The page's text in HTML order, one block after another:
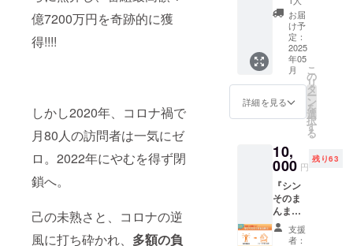
億7200万円を奇跡的に獲
得!!!!
しかし2020年、コロナ禍で
月80人の訪問者は一気にゼ
ロ。2022年にやむを得ず閉
鎖へ。
己の未熟さと、コロナの逆
風に打ち砕かれ、 多額の負
う"復活
祭"の裏
話や先
行情報
キャッ
チ！憧
れの
ロール
モデル
かるか
も…？
「ちょ
っと覗
いてみ
るだ
け」も
OK！ 現
の地域
ならで
はの価
値観・
暮らし
に触れ
たり、
ありの
ままな
生き方
する
"ちょっ
と先の
人生の
先輩" に
出会え
たり。
それ
ただい
ており
ます。
あらか
じめご
了承く
ださい
援いた
だく皆
のお願
い 備考
欄に
「こん
な想い
で支援
した
よ」な
けしま
す。 今
を生き
る若者
の “リア
ル” が
まった
一冊
す。 ※
活動報
告レ
ポート
内で
は、ご
支援い
まに “周
りの方
への
シェア”
のお願
い 「地
者を応
援でき
「上京
した
時、大
変だっ
たよ
ね〜」
など 一
言、添
感謝い
たしま
す。 ※
複数口
数ご支
援いた
だいた
方に
は1通と
させて
いただ
きま
す。 ※
お礼
メッ
セージ
す。 今
を生き
る若者
の “リア
ル” が
ぎゅっ
と詰
まった
す。 ▼
リター
①荒木
からの
お礼
メッ
セージ
地、上
京の理
由な
ど、そ
の“リア
ル”な声
を、
2025年
10月ま
とにま
とめた
レポー
トでお
伝えし
ます。
さら
に、
んま荘
の挑戦
に力を
貸した
い！」
そんな
熱い想
いを
持って
る皆さ
まへ。
『シン
そのま
んま
荘』に
滞在し
た若者
お届
け予
定：
2025
年05
月
詳細を見る
こ
の
リ
タ
ー
ン
を
選
択
す
る
10,
000 円
残り63
『シン
そのま
んま
荘』で
の24時
支援
者：